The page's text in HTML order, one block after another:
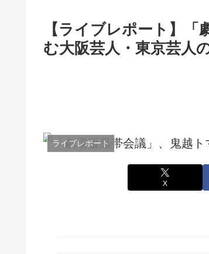
【ライブレポート】
む大阪芸人・東京芸人
ライブレポート
X